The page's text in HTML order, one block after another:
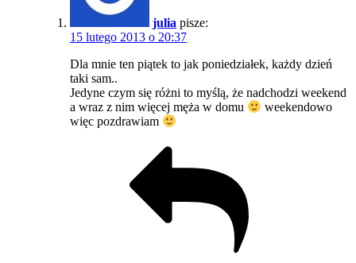
julia pisze:
15 lutego 2013 o 20:37
Dla mnie ten piątek to jak poniedziałek, każdy dzień
taki sam..
Jedyne czym się różni to myślą, że nadchodzi weekend
a wraz z nim więcej męża w domu
weekendowo
więc pozdrawiam